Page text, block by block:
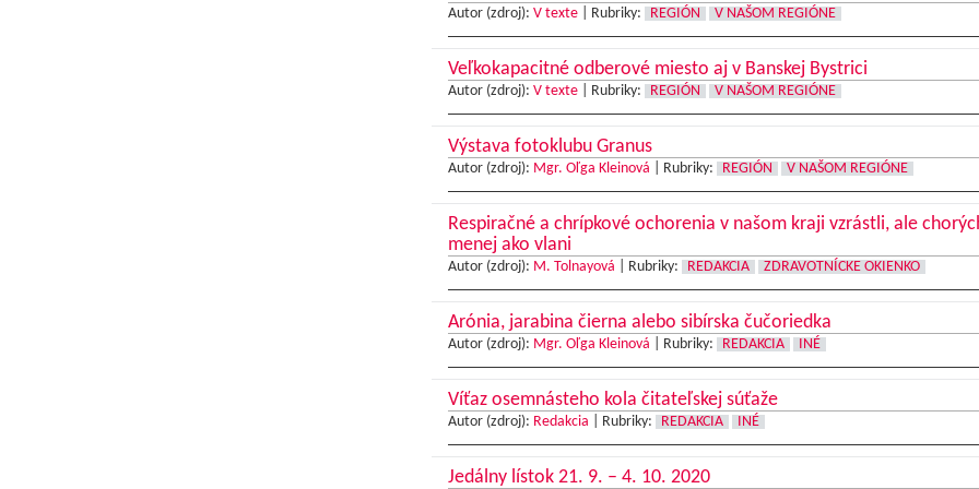
Autor (zdroj): V texte| Rubriky: REGIÓN V NAŠOM REGIÓNE
Veľkokapacitné odberové miesto aj v Banskej Bystrici
Autor (zdroj): V texte| Rubriky: REGIÓN V NAŠOM REGIÓNE
Výstava fotoklubu Granus
Autor (zdroj): Mgr. Oľga Kleinová Rubriky: REGIÓN V NAŠOM REGIÓNE
Respiračné a chrípkové ochorenia v našom kraji vzrástli, ale
menej ako vlani
Autor (zdroj): M. Tolnayová Rubriky: REDAKCIA ZDRAVOTNÍCKE OKIENKO
Arónia, jarabina čierna alebo sibírska čučoriedka
Autor (zdroj): Mgr. Oľga Kleinová Rubriky: REDAKCIA INÉ
Víťaz osemnásteho kola čitateľskej súťaže
Autor (zdroj): Redakcia Rubriky: REDAKCIA INÉ
Jedálny lístok 21. 9. – 4. 10. 2020